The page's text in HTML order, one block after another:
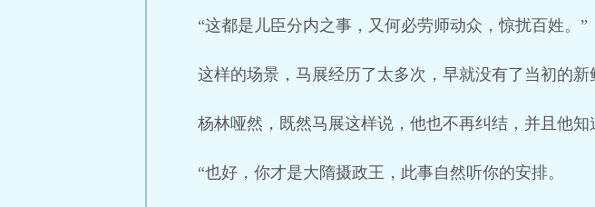
“这都是儿臣分内之事，又何必劳师动众，惊扰百姓。”
这样的场景，马展经历了太多次，早就没有了当初的新
杨林哑然，既然马展这样说，他也不再纠结，并且他
“也好，你才是大隋摄政王，此事自然听你的安排。